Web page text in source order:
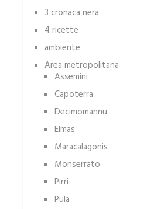
3 cronaca nera
4 ricette
ambiente
Area metropolitana
Assemini
Capoterra
Decimomannu
Elmas
Maracalagonis
Monserrato
Pirri
Pula